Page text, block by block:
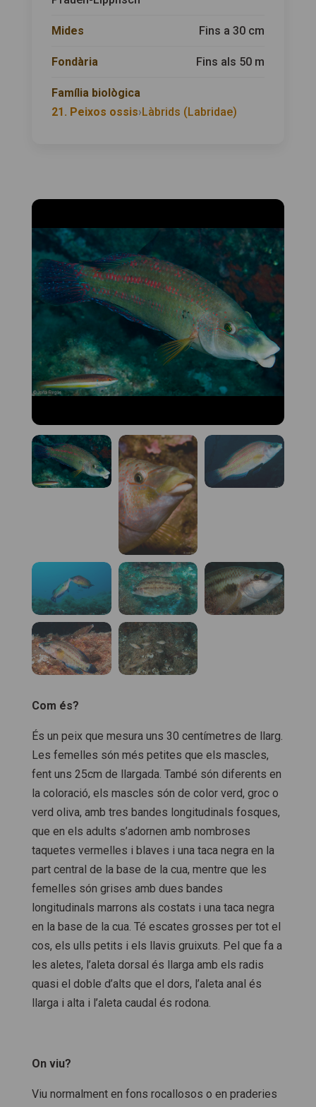
Mides Fins a 30 cm
Fondària Fins als 50 m
Família biològica
21. Peixos ossis›Làbrids (Labridae)
Com és?
És un peix que mesura uns 30 centímetres de llarg.
Les femelles són més petites que els mascles,
fent uns 25cm de llargada. També són diferents en
la coloració, els mascles són de color verd, groc o
verd oliva, amb tres bandes longitudinals fosques,
que en els adults s’adornen amb nombroses
taquetes vermelles i blaves i una taca negra en la
part central de la base de la cua, mentre que les
femelles són grises amb dues bandes
longitudinals marrons als costats i una taca negra
en la base de la cua. Té escates grosses per tot el
cos, els ulls petits i els llavis gruixuts. Pel que fa a
les aletes, l’aleta dorsal és llarga amb els radis
quasi el doble d’alts que el dors, l’aleta anal és
llarga i alta i l’aleta caudal és rodona.
On viu?
Viu normalment en fons rocallosos o en praderies